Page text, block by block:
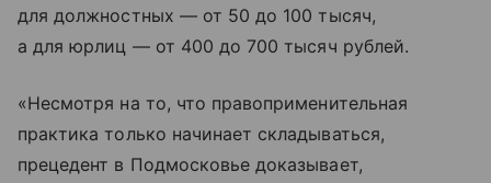
для должностных — от 50 до 100 тысяч,
а для юрлиц — от 400 до 700 тысяч рублей.
«Несмотря на то, что правоприменительная
практика только начинает складываться,
прецедент в Подмосковье доказывает,